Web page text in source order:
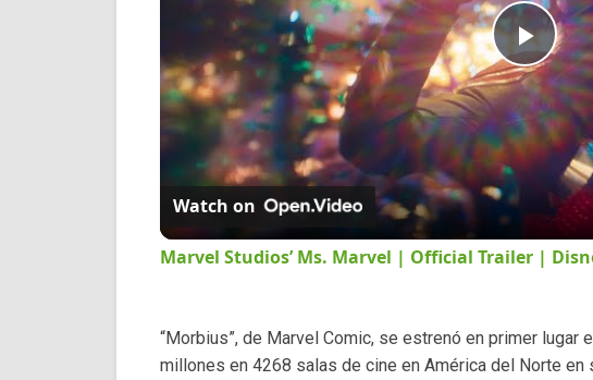
Play
Watch on
Marvel Studios’ Ms. Marvel | Official Trailer |
“Morbius”, de Marvel Comic, se estrenó en primer lugar
millones en 4268 salas de cine en América del Norte en